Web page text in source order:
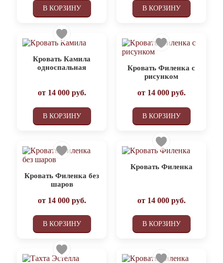
В КОРЗИНУ В КОРЗИНУ
Кровать Камила
односпальная
от 14 000руб.
В КОРЗИНУ
Кровать Филенка с
рисунком
от 14 000руб.
В КОРЗИНУ
Кровать Филенка без
шаров
от 14 000руб.
В КОРЗИНУ
Кровать Филенка
от 14 000руб.
В КОРЗИНУ